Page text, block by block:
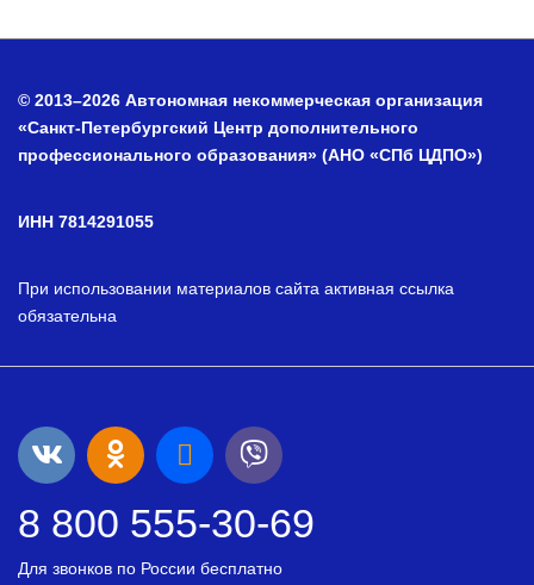
© 2013–2026 Автономная некоммерческая организация
«Санкт-Петербургский Центр дополнительного
профессионального образования» (АНО «СПб ЦДПО»)
ИНН 7814291055
При использовании материалов сайта активная ссылка
обязательна
8 800 555-30-69
Для звонков по России бесплатно